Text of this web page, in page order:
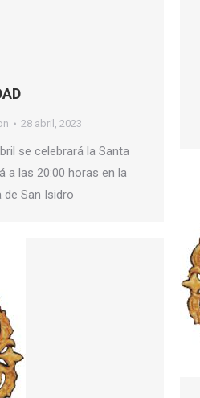
28 abril, 2023
se celebrará la Santa
a las 20:00 horas en la
de San Isidro